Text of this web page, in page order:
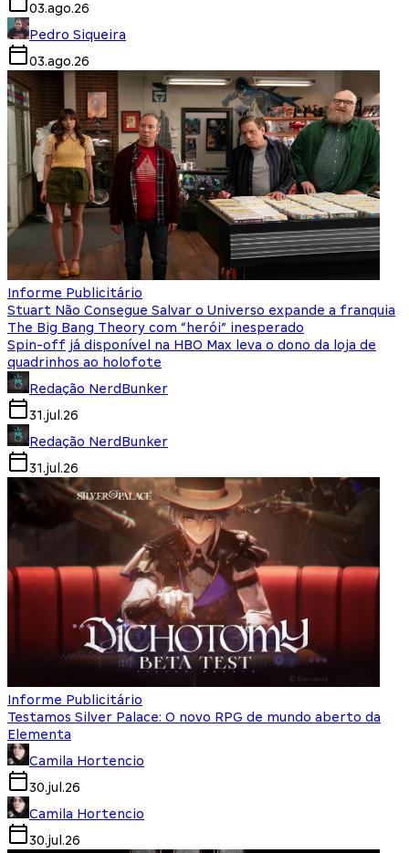
03.ago.26
Pedro Siqueira
03.ago.26
Informe Publicitário
Stuart Não Consegue Salvar o Universo expande a franquia
The Big Bang Theory com “herói” inesperado
Spin-off já disponível na HBO Max leva o dono da loja de
quadrinhos ao holofote
Redação NerdBunker
31.jul.26
Redação NerdBunker
31.jul.26
Informe Publicitário
Testamos Silver Palace: O novo RPG de mundo aberto da
Elementa
Camila Hortencio
30.jul.26
Camila Hortencio
30.jul.26